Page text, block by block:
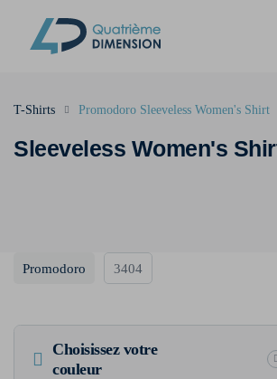
Sleeveless Women's
T-Shirts Promodoro Sleeveless Women's Shirt
Promodoro 3404
Choisissez votre
couleur